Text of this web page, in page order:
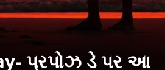
પ્રપોઝ ડે પર આ